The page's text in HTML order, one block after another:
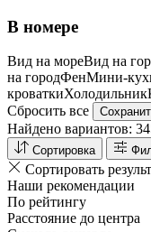
В номере
Вид на мореВид на
на городФенМини-
кроваткиХолодильник
Сбросить все
Найдено вариантов:
Сортировка
Сортировать
Наши рекомендации
По рейтингу
Расстояние до центра